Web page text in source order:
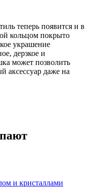
теперь появится и в
кольцом покрыто
украшение
дерзкое и
может позволить
аксессуар даже на